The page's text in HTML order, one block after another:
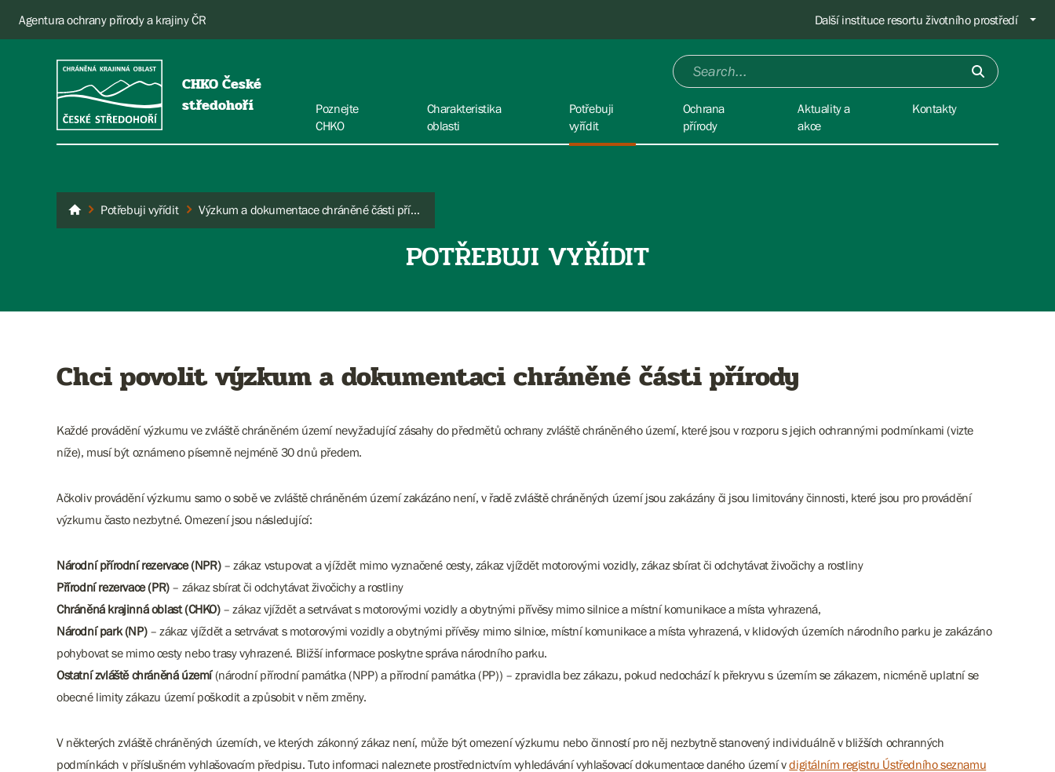
Agentura ochrany přírody a krajiny ČR Další instituce resortu životního prostředí
CHKO České
středohoří
Poznejte
CHKO
Charakteristika
oblasti
Potřebuji
vyřídit
Ochrana
přírody
Aktuality a
akce
Kontakty
České středohoří
Potřebuji vyřídit Výzkum a dokumentace chráněné části přírody
POTŘEBUJI VYŘÍDIT
Chci povolit výzkum a dokumentaci chráněné části přírody
Každé provádění výzkumu ve zvláště chráněném území nevyžadující zásahy do předmětů ochrany zvláště chráněného území, které jsou v rozporu s jejich ochrannými podmínkami (vizte
níže), musí být oznámeno písemně nejméně 30 dnů předem.
Ačkoliv provádění výzkumu samo o sobě ve zvláště chráněném území zakázáno není, v řadě zvláště chráněných území jsou zakázány či jsou limitovány činnosti, které jsou pro provádění
výzkumu často nezbytné. Omezení jsou následující:
Národní přírodní rezervace (NPR) – zákaz vstupovat a vjíždět mimo vyznačené cesty, zákaz vjíždět motorovými vozidly, zákaz sbírat či odchytávat živočichy a rostliny
Přírodní rezervace (PR)– zákaz sbírat či odchytávat živočichy a rostliny
Chráněná krajinná oblast (CHKO)– zákaz vjíždět a setrvávat s motorovými vozidly a obytnými přívěsy mimo silnice a místní komunikace a místa vyhrazená,
Národní park (NP)– zákaz vjíždět a setrvávat s motorovými vozidly a obytnými přívěsy mimo silnice, místní komunikace a místa vyhrazená, v klidových územích národního parku je zakázáno
pohybovat se mimo cesty nebo trasy vyhrazené. Bližší informace poskytne správa národního parku.
Ostatní zvláště chráněná území(národní přírodní památka (NPP) a přírodní památka (PP)) – zpravidla bez zákazu, pokud nedochází k překryvu s územím se zákazem, nicméně uplatní se
obecné limity zákazu území poškodit a způsobit v něm změny.
V některých zvláště chráněných územích, ve kterých zákonný zákaz není, může být omezení výzkumu nebo činností pro něj nezbytně stanovený individuálně v bližších ochranných
podmínkách v příslušném vyhlašovacím předpisu. Tuto informaci naleznete prostřednictvím vyhledávání vyhlašovací dokumentace daného území vdigitálním registru Ústředního seznamu